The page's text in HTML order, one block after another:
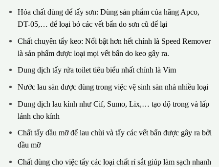
Hóa chất dùng để tẩy sơn: Dùng sản phẩm của hãng Apco,
DT-05,… để loại bỏ các vết bẩn do sơn cũ để lại
Chất chuyên tẩy keo: Nổi bật hơn hết chính là Speed Remover
là sản phẩm được loại mọi vết bẩn do keo gây ra.
Dung dịch tẩy rửa toilet tiêu biểu nhất chính là Vim
Nước lau sàn được dùng trong việc vệ sinh sàn nhà nhiều loại
Dung dịch lau kính như Cif, Sumo, Lix,… tạo độ trong và lấp
lánh cho kính
Chất tẩy dầu mỡ để lau chùi và tẩy các vết bẩn được gây ra bởi
dầu mỡ
Chất dùng cho việc tẩy các loại chất rỉ sắt giúp làm sạch nhanh